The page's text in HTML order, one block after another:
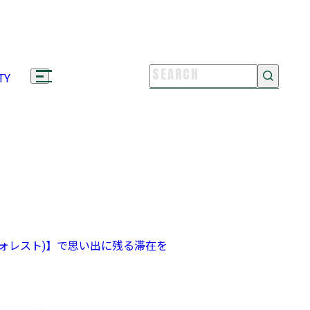
レスト)】で思い出に残る滞在を